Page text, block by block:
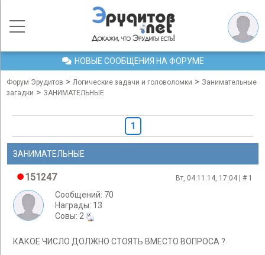
НОВЫЕ СООБЩЕНИЯ НА ФОРУМЕ
Форум Эрудитов > Логические задачи и головоломки > Занимательные
загадки > ЗАНИМАТЕЛЬНЫЕ
1
ЗАНИМАТЕЛЬНЫЕ
151247 Вт, 04.11.14, 17:04 | # 1
Сообщений: 70
Награды: 13
Cовы: 2
КАКОЕ ЧИСЛО ДОЛЖНО СТОЯТЬ ВМЕСТО ВОПРОСА ?